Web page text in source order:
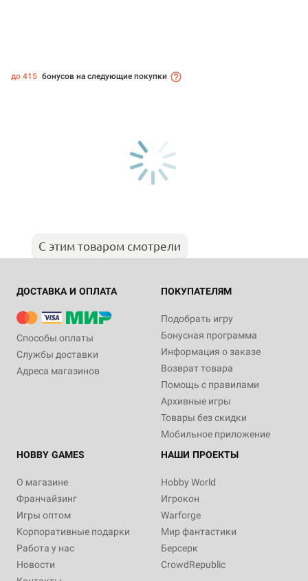
до 415 бонусов на следующие покупки
С этим товаром смотрели
ДОСТАВКА И ОПЛАТА
Способы оплаты
Службы доставки
Адреса магазинов
ПОКУПАТЕЛЯМ
Подобрать игру
Бонусная программа
Информация о заказе
Возврат товара
Помощь с правилами
Архивные игры
Товары без скидки
Мобильное приложение
HOBBY GAMES
О магазине
Франчайзинг
Игры оптом
Корпоративные подарки
Работа у нас
Новости
НАШИ ПРОЕКТЫ
Hobby World
Игрокон
Warforge
Мир фантастики
Берсерк
CrowdRepublic